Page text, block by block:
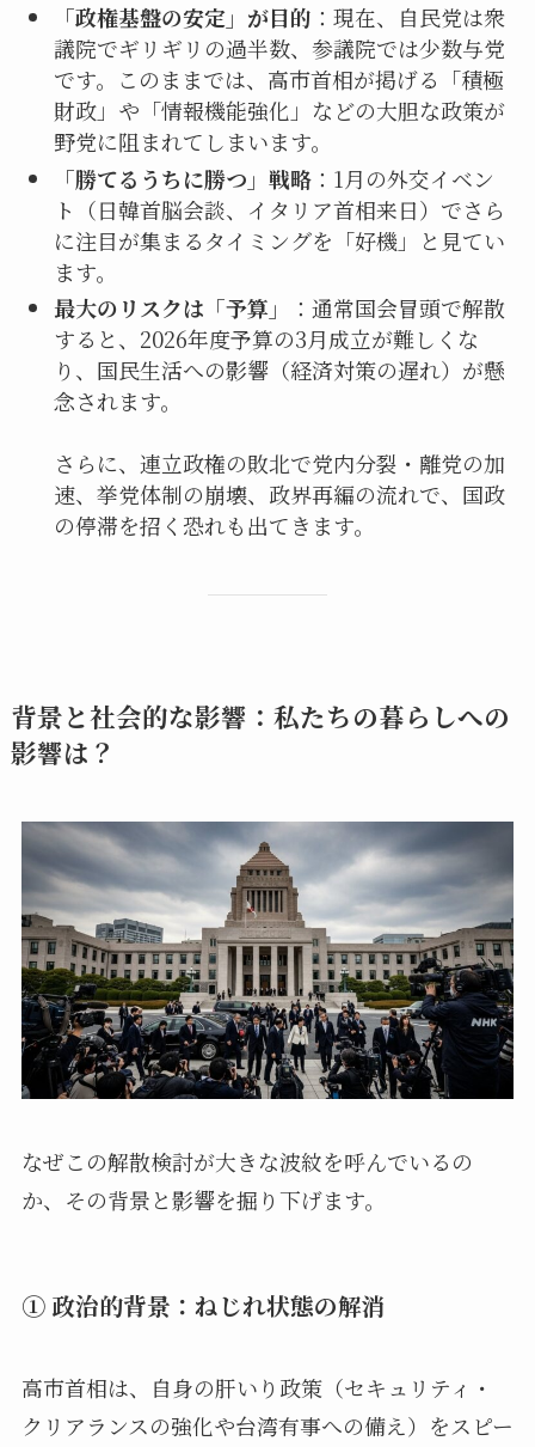
「政権基盤の安定」が目的 ：現在、自民党は衆
議院でギリギリの過半数、参議院では少数与党
です。このままでは、高市首相が掲げる「積極
財政」や「情報機能強化」などの大胆な政策が
野党に阻まれてしまいます。
「勝てるうちに勝つ」戦略：1月の外交イベン
ト（日韓首脳会談、イタリア首相来日）でさら
に注目が集まるタイミングを「好機」と見てい
ます。
最大のリスクは「予算」
：通常国会冒頭で解散
すると、2026年度予算の3月成立が難しくな
り、国民生活への影響（経済対策の遅れ）が懸
念されます。
さらに、連立政権の敗北で党内分裂・離党の加
速、挙党体制の崩壊、政界再編の流れで、国政
の停滞を招く恐れも出てきます。
背景と社会的な影響：私たちの暮らしへの
影響は？
なぜこの解散検討が大きな波紋を呼んでいるの
か、その背景と影響を掘り下げます。
① 政治的背景：ねじれ状態の解消
高市首相は、自身の肝いり政策（セキュリティ・
クリアランスの強化や台湾有事への備え）をスピー